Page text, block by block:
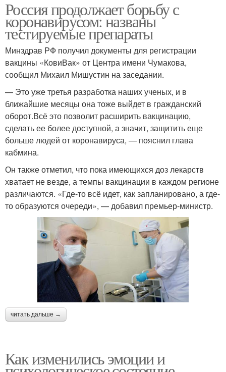
Россия продолжает борьбу с
коронавирусом: названы
тестируемые препараты
Минздрав РФ получил документы для регистрации
вакцины «КовиВак» от Центра имени Чумакова,
сообщил Михаил Мишустин на заседании.
— Это уже третья разработка наших ученых, и в
ближайшие месяцы она тоже выйдет в гражданский
оборот.Всё это позволит расширить вакцинацию,
сделать ее более доступной, а значит, защитить еще
больше людей от коронавируса, — пояснил глава
кабмина.
Он также отметил, что пока имеющихся доз лекарств
хватает не везде, а темпы вакцинации в каждом регионе
различаются. «Где-то всё идет, как запланировано, а где-
то образуются очереди», — добавил премьер-министр.
читать дальше →
Как изменились эмоции и